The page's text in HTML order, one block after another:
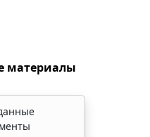
материалы